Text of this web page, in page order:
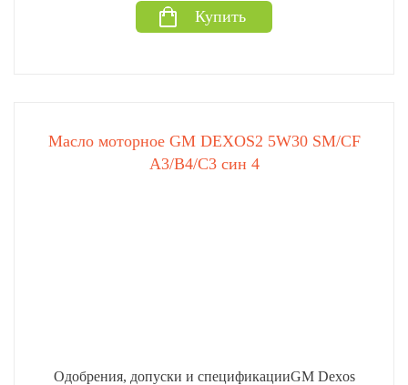
Купить
Масло моторное GM DEXOS2 5W30 SM/CF
A3/B4/C3 син 4
Одобрения, допуски и спецификацииGM Dexos